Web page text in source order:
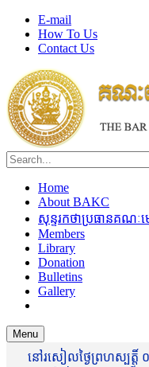
E-mail
How To Us
Contact Us
Home
About BAKC
សុន្ទរកថាប្រធានគណៈម
Members
Library
Donation
Bulletins
Gallery
Menu
នៅរសៀលថ្ងៃព្រហស្បត្តិ៍ ០៣